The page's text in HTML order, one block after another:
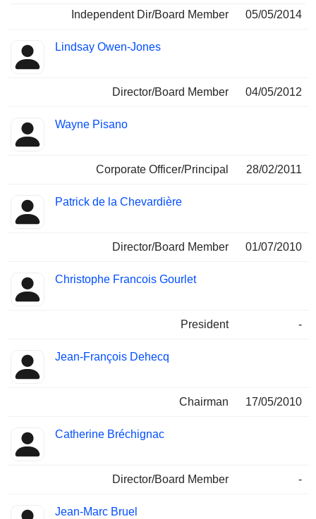
Independent Dir/Board Member
05/05/2014
Lindsay Owen-Jones
Director/Board Member 04/05/2012
Wayne Pisano
Corporate Officer/Principal 28/02/2011
Patrick de la Chevardière
Director/Board Member 01/07/2010
Christophe Francois Gourlet
President -
Jean-François Dehecq
Chairman 17/05/2010
Catherine Bréchignac
Director/Board Member -
Jean-Marc Bruel